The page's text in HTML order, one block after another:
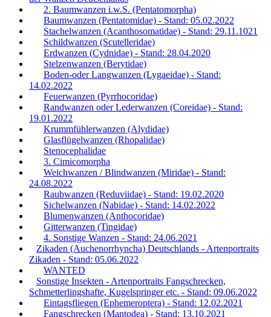
2. Baumwanzen i.w.S. (Pentatomorpha)
Baumwanzen (Pentatomidae) - Stand: 05.02.2022
Stachelwanzen (Acanthosomatidae) - Stand: 29.11.1021
Schildwanzen (Scutelleridae)
Erdwanzen (Cydnidae) - Stand: 28.04.2020
Stelzenwanzen (Berytidae)
Boden-oder Langwanzen (Lygaeidae) - Stand:
14.02.2022
Feuerwanzen (Pyrrhocoridae)
Randwanzen oder Lederwanzen (Coreidae) - Stand:
19.01.2022
Krummfühlerwanzen (Alydidae)
Glasflügelwanzen (Rhopalidae)
Stenocephalidae
3. Cimicomorpha
Weichwanzen / Blindwanzen (Miridae) - Stand:
24.08.2022
Raubwanzen (Reduviidae) - Stand: 19.02.2020
Sichelwanzen (Nabidae) - Stand: 14.02.2022
Blumenwanzen (Anthocoridae)
Gitterwanzen (Tingidae)
4. Sonstige Wanzen - Stand: 24.06.2021
Zikaden (Auchenorrhyncha) Deutschlands - Artenportraits
Zikaden - Stand: 05.06.2022
WANTED
Sonstige Insekten - Artenportraits Fangschrecken,
Schmetterlingshafte, Kugelspringer etc. - Stand: 09.06.2022
Eintagsfliegen (Ephemeroptera) - Stand: 12.02.2021
Fangschrecken (Mantodea) - Stand: 13.10.2021